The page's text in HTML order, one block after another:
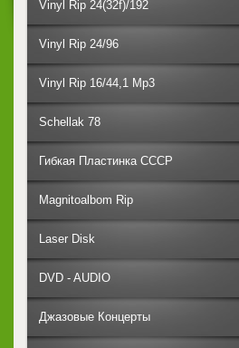
Vinyl Rip 24(32f)/192
Vinyl Rip 24/96
Vinyl Rip 16/44,1 Mp3
Schellak 78
Гибкая Пластинка СССР
Magnitoalbom Rip
Laser Disk
DVD - AUDIO
Джазовые Концерты